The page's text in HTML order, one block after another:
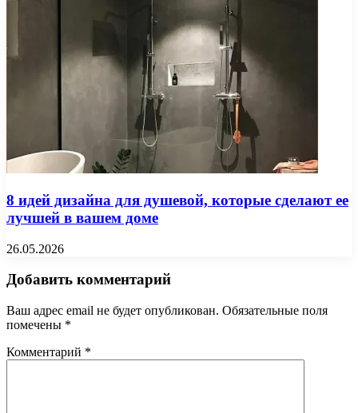
8 идей дизайна для душевой, которые сделают ее
лучшей в вашем доме
26.05.2026
Добавить комментарий
Ваш адрес email не будет опубликован. Обязательные поля
помечены *
Комментарий *